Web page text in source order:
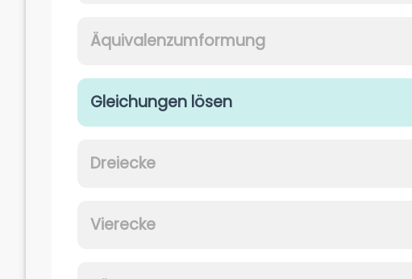
Äquivalenzumformung
Gleichungen lösen
Dreiecke
Vierecke